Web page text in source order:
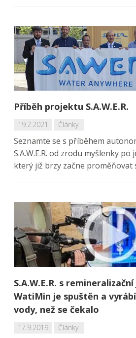
Příběh projektu S.A.W.E.R.
19.2.2021 Články
Seznamte se s příběhem
S.A.W.E.R. od zrodu myšlenky po
který již brzy začne proměňovat
S.A.W.E.R. s
WatiMin je spuštěn a
vody, než se čekalo
17.9.2019 Články